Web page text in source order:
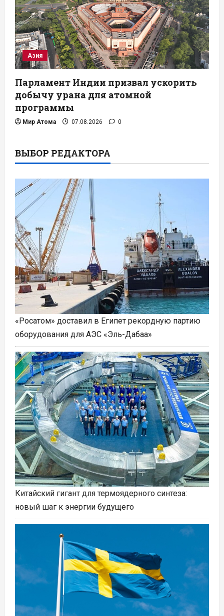
Азия
Парламент Индии призвал ускорить
добычу урана для атомной
программы
Мир Атома 07.08.2026 0
ВЫБОР РЕДАКТОРА
«Росатом» доставил в Египет рекордную партию
оборудования для АЭС «Эль-Дабаа»
Китайский гигант для термоядерного синтеза:
новый шаг к энергии будущего